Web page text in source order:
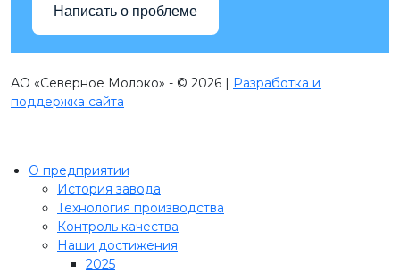
Написать о проблеме
АО «Северное Молоко» - © 2026 | Разработка и
поддержка сайта
О предприятии
История завода
Технология производства
Контроль качества
Наши достижения
2025